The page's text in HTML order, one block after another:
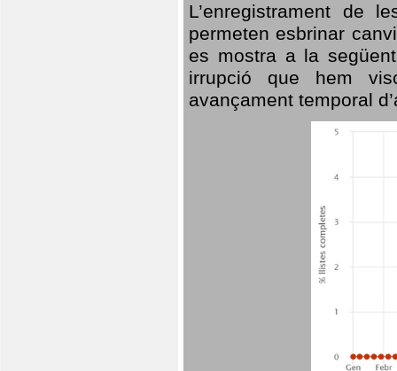
L’enregistrament de
permeten esbrinar
es mostra a la
irrupció que hem
avançament temporal